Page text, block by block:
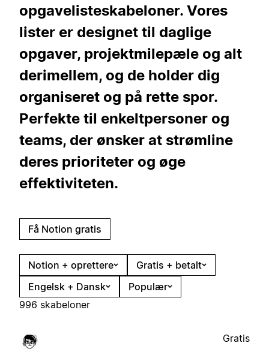
opgavelisteskabeloner. Vores
lister er designet til daglige
opgaver, projektmilepæle og alt
derimellem, og de holder dig
organiseret og på rette spor.
Perfekte til enkeltpersoner og
teams, der ønsker at strømline
deres prioriteter og øge
effektiviteten.
Få Notion gratis
Notion + oprettere
Gratis + betalt
Engelsk + Dansk
Populær
996 skabeloner
Gratis